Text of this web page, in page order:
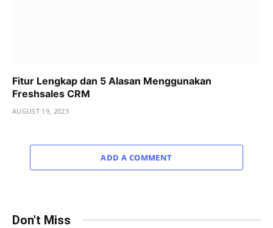
Fitur Lengkap dan 5 Alasan Menggunakan
Freshsales CRM
AUGUST 19, 2023
ADD A COMMENT
Don't Miss